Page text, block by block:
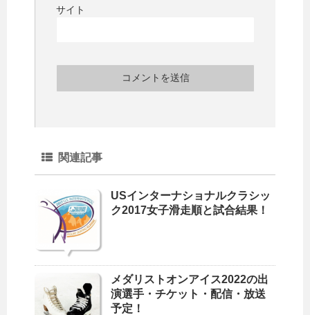
サイト
関連記事
USインターナショナルクラシッ
ク2017女子滑走順と試合結果！
メダリストオンアイス2022の出
演選手・チケット・配信・放送
予定！